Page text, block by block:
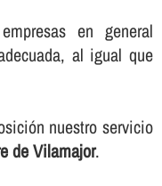
en general
al igual que
nuestro servicio
de Vilamajor.